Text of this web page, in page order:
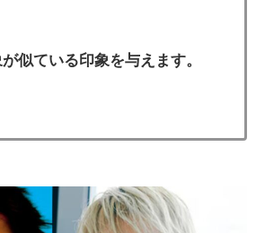
似ている印象を与えます。